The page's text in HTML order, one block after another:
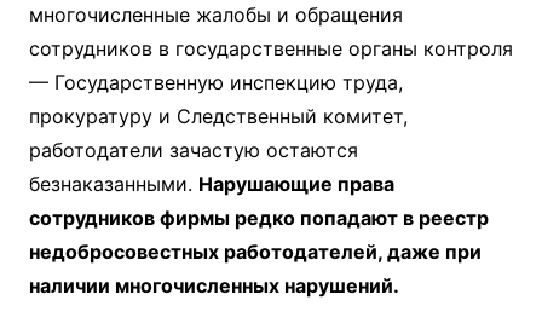
многочисленные жалобы и обращения
сотрудников в государственные органы контроля
— Государственную инспекцию труда,
прокуратуру и Следственный комитет,
работодатели зачастую остаются
безнаказанными. Нарушающие права
сотрудников фирмы редко попадают в реестр
недобросовестных работодателей, даже при
наличии многочисленных нарушений.